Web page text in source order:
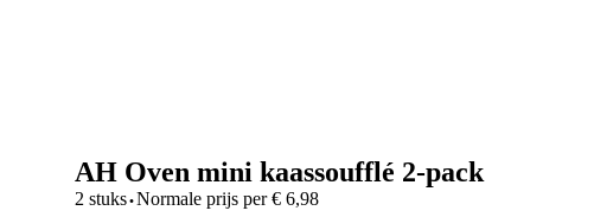
AH Oven mini kaassoufflé 2-pack
2 stuks·Normale prijs per € 6,98